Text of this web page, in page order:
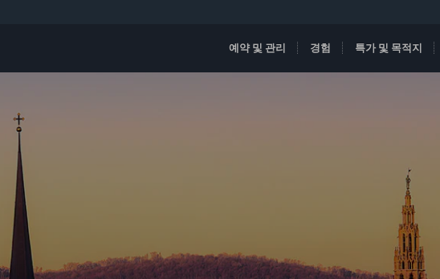
예약 및 관리 경험 특가 및 목적지